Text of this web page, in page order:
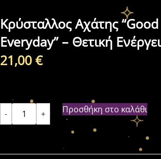
Κρύσταλλος Αχάτης
Everyday” – Θετική
21,00€
- + Προσθήκη στο καλάθι